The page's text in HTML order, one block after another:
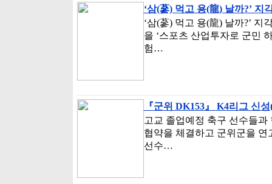
‘삼(蔘) 먹고 용(龍) 날까?’
‘삼(蔘) 먹고 용(龍) 날까?’
을 ‘스포츠 산업투자로 군민
험…
『군위 DK153』 K4리그 신
고교 졸업예정 축구 선수들
협약을 체결하고 군위군을 연
선수…